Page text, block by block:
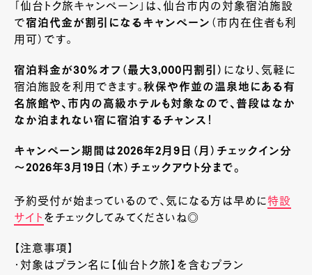
「仙台トク旅キャンペーン」は、仙台市内の対象宿泊施設
で宿泊代金が割引になるキャンペーン （市内在住者も利
用可）です。
宿泊料金が30％オフ（最大3,000円割引） になり、気軽に
宿泊施設を利用できます。 秋保や作並の温泉地にある有
名旅館や、市内の高級ホテルも対象なので、普段はなか
なか泊まれない宿に宿泊するチャンス！
キャンペーン期間は2026年2月9日（月）チェックイン分
～2026年3月19日（木）チェックアウト分まで。
予約受付が始まっているので、気になる方は早めに特設
サイト をチェックしてみてくださいね◎
【注意事項】
・対象はプラン名に【仙台トク旅】を含むプラン